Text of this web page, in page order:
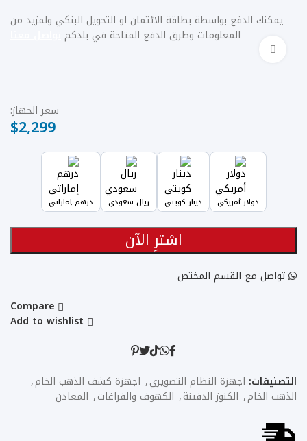
يمكنك الدفع بواسطة بطاقة الائتمان او التحويل البنكي ولمزيد من
المعلومات وطرق الدفع المتاحة في بلدكم
سعر الجهاز:
$2,299
دولار أمريكي دينار كويتي ريال سعودي درهم إماراتي
اشترِ الآن
تواصل مع القسم المختص
Compare
Add to wishlist
التصنيفات: اجهزة النظام التصويري, اجهزة كشف الذهب الخام,
الذهب الخام, الكنوز الدفينة, الكهوف والفراغات, المعادن